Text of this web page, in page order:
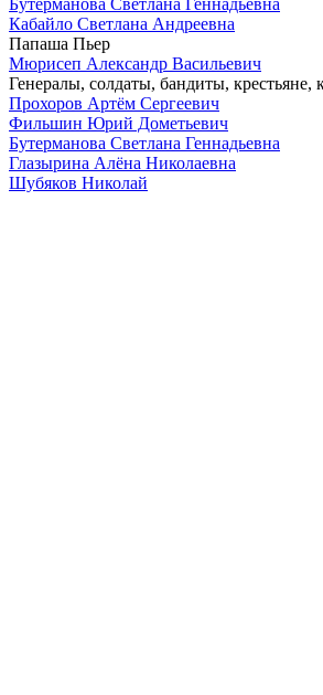
Кабайло Светлана Андреевна
Папаша Пьер
Мюрисеп Александр Васильевич
Генералы, солдаты, бандиты, крестьяне,
Прохоров Артём Сергеевич
Фильшин Юрий Дометьевич
Бутерманова Светлана Геннадьевна
Глазырина Алёна Николаевна
Шубяков Николай